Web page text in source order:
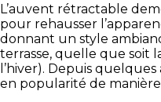
L’auvent rétractable
pour rehausser
donnant un style
terrasse, quelle que soit
l’hiver). Depuis
en popularité de